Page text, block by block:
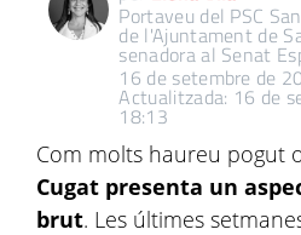
Portaveu del PSC
de l'Ajuntament de
senadora al Senat
16 de setembre de
Actualitzada: 16 de
18:13
Com molts haureu pogut
Cugat presenta un
brut. Les últimes